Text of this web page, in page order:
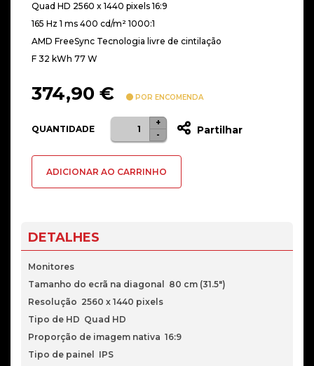
Quad HD 2560 x 1440 pixels 16:9
165 Hz 1 ms 400 cd/m² 1000:1
AMD FreeSync Tecnologia livre de cintilação
F 32 kWh 77 W
374,90 € POR ENCOMENDA
QUANTIDADE
Quantidade
de
OMEN
IPS
165Hz
1ms
FreeSync
-
+
Partilhar
ADICIONAR AO CARRINHO
DETALHES
Monitores
Tamanho do ecrã na diagonal 80 cm (31.5")
Resolução 2560 x 1440 pixels
Tipo de HD Quad HD
Proporção de imagem nativa 16:9
Tipo de painel IPS